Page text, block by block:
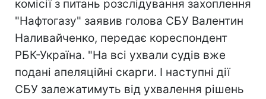
комісії з питань розслідування захоплення
"Нафтогазу" заявив голова СБУ Валентин
Наливайченко, передає кореспондент
РБК-Україна. "На всі ухвали судів вже
подані апеляційні скарги. І наступні дії
СБУ залежатимуть від ухвалення рішень